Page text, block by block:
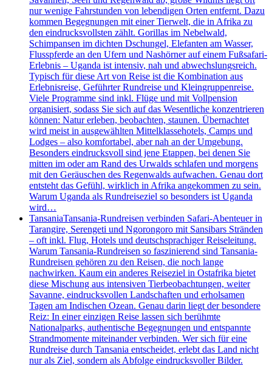
nur wenige Fahrstunden von lebendigen Orten entfernt. Dazu
kommen Begegnungen mit einer Tierwelt, die in Afrika zu
den eindrucksvollsten zählt. Gorillas im Nebelwald,
Schimpansen im dichten Dschungel, Elefanten am Wasser,
Flusspferde an den Ufern und Nashörner auf einem Fußsafari-
Erlebnis – Uganda ist intensiv, nah und abwechslungsreich.
Typisch für diese Art von Reise ist die Kombination aus
Erlebnisreise, Geführter Rundreise und Kleingruppenreise.
Viele Programme sind inkl. Flüge und mit Vollpension
organisiert, sodass Sie sich auf das Wesentliche konzentrieren
können: Natur erleben, beobachten, staunen. Übernachtet
wird meist in ausgewählten Mittelklassehotels, Camps und
Lodges – also komfortabel, aber nah an der Umgebung.
Besonders eindrucksvoll sind jene Etappen, bei denen Sie
mitten im oder am Rand des Urwalds schlafen und morgens
mit den Geräuschen des Regenwalds aufwachen. Genau dort
entsteht das Gefühl, wirklich in Afrika angekommen zu sein.
Warum Uganda als Rundreiseziel so besonders ist Uganda
wird…
TansaniaTansania-Rundreisen verbinden Safari-Abenteuer in
Tarangire, Serengeti und Ngorongoro mit Sansibars Stränden
– oft inkl. Flug, Hotels und deutschsprachiger Reiseleitung.
Warum Tansania-Rundreisen so faszinierend sind Tansania-
Rundreisen gehören zu den Reisen, die noch lange
nachwirken. Kaum ein anderes Reiseziel in Ostafrika bietet
diese Mischung aus intensiven Tierbeobachtungen, weiter
Savanne, eindrucksvollen Landschaften und erholsamen
Tagen am Indischen Ozean. Genau darin liegt der besondere
Reiz: In einer einzigen Reise lassen sich berühmte
Nationalparks, authentische Begegnungen und entspannte
Strandmomente miteinander verbinden. Wer sich für eine
Rundreise durch Tansania entscheidet, erlebt das Land nicht
nur als Ziel, sondern als Abfolge eindrucksvoller Bilder.